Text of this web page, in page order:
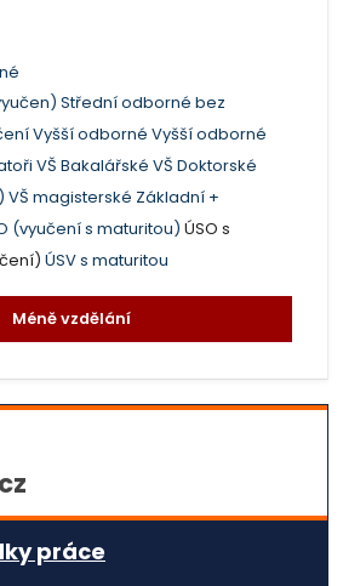
Střední odborné bez
Vyšší odborné Vyšší odborné
VŠ Bakalářské VŠ Doktorské
VŠ magisterské Základní +
(vyučení s maturitou) ÚSO s
ÚSV s maturitou
Méně vzdělání
práce